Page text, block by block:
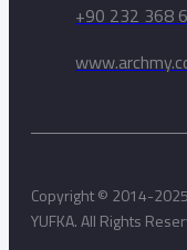
+90 232 368
Copyright © 2014-
YUFKA. All Rights